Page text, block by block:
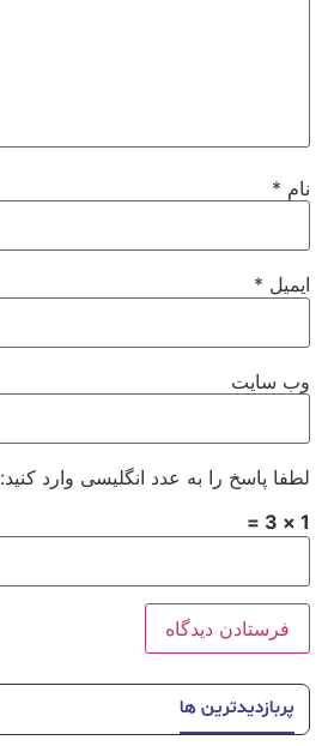
نام *
ایمیل *
وب‌ سایت
لطفا پاسخ را به عدد انگلیسی وارد کنید:
1 × 3 =
پربازدیدترین ها